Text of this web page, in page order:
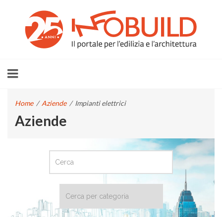
Home / Aziende / Impianti elettrici
Aziende